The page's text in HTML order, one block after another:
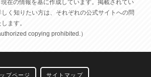
在の情報を基に作成しています。掲載されてい
く知りたい方は、それぞれの公式サイトへの問
ます。
copying prohibited.）
ップページ サイトマップ